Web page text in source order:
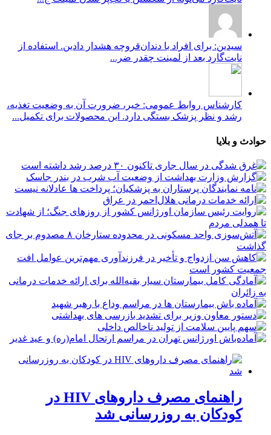
سیدین: برای افراد با دندان‌قروچه هشدار دادین. استفاده از
نایت‌گارد بعد از لمینت چقدر ضر...
کارشناس روابط عمومی: خیر، ضرورت آن به وضعیت تغذیه،
رشد و نظر پزشک بستگی دارد. این محصولات برای تکمیل...
حوادث و بلایا
راهنمای مصرف داروهای HIV در
کودکان به روزرسانی شد